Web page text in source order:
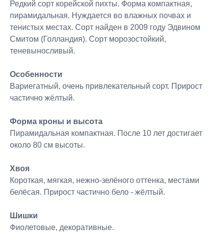
Редкий сорт корейской пихты. Форма компактная,
пирамидальная. Нуждается во влажных почвах и
тенистых местах. Сорт найден в 2009 году Эдвином
Смитом (Голландия). Сорт морозостойкий,
теневыносливый.
Особенности
Вариегатный, очень привлекательный сорт. Прирост
частично жёлтый.
Форма кроны и высота
Пирамидальная компактная. После 10 лет достигает
около 80 см высоты.
Хвоя
Короткая, мягкая, нежно-зелёного оттенка, местами
белёсая. Прирост частично бело - жёлтый.
Шишки
Фиолетовые, декоративные.